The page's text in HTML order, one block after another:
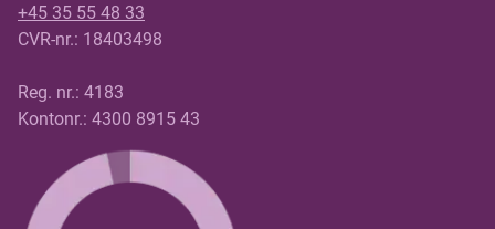
+45 35 55 48 33
CVR-nr.: 18403498
Reg. nr.: 4183
Kontonr.: 4300 8915 43